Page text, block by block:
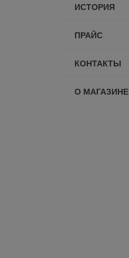
ИСТОРИЯ
ПРАЙС
КОНТАКТЫ
О МАГАЗИНЕ